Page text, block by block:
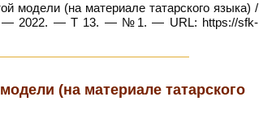
модели (на материале татарского языка) /
— 2022. — Т 13. — №1. — URL: https://sfk-
(на материале татарского